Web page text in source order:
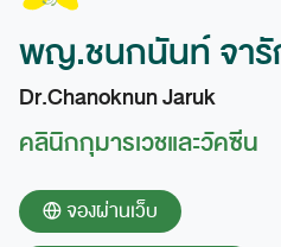
โทรศัพท์
0836667788
พญ.ชนกนันท์ จา
Dr.Chanoknun Jaruk
คลินิกกุมารเวชและวัคซีน
จองผ่านเว็บ